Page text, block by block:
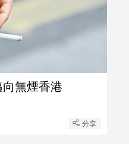
向無煙香港
分享